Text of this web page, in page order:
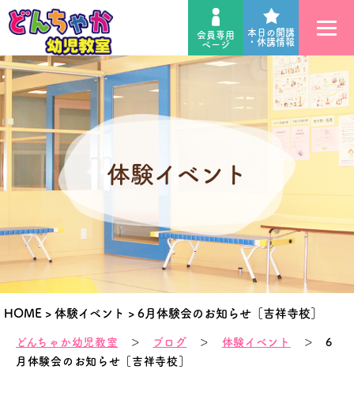
会員専用
ページ
本日の開講
・休講情報
HOME > 体験イベント > 6月体験会のお知らせ［吉祥寺校］
体験イベント
どんちゃか幼児教室 ＞ ブログ ＞ 体験イベント
＞ 6
月体験会のお知らせ［吉祥寺校］